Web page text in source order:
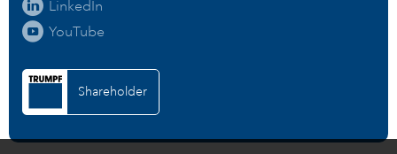
LinkedIn
YouTube
Shareholder